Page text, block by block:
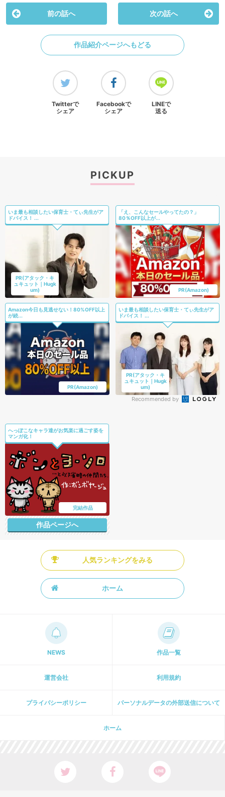
前の話へ 次の話へ
作品紹介ページへもどる
Twitterで
シェア
Facebookで
シェア
LINEで
送る
PICKUP
いま最も相談したい保育士・てぃ先生がア
ドバイス！ ...
PR(アタック・キ
ュキュット｜Hugk
um)
「え、こんなセールやってたの？」
80％OFF以上が...
PR(Amazon)
Amazon今日も見逃せない！80%OFF以上
が続...
PR(Amazon)
いま最も相談したい保育士・てぃ先生がア
ドバイス！ ...
PR(アタック・キ
ュキュット｜Hugk
um)
Recommended by
へっぽこなキャラ達がお気楽に過ごす姿を
マンガ化！
完結作品
作品ページへ
人気ランキングをみる
ホーム
NEWS 作品一覧
運営会社 利用規約
プライパシーポリシー パーソナルデータの外部送信について
ホーム